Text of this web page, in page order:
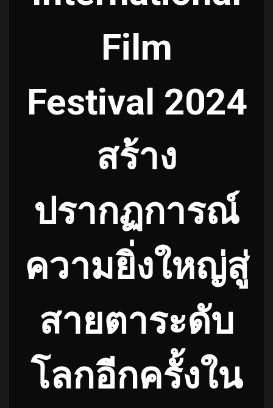
Film
Festival 2024
สร้าง
ปรากฏการณ์
ความยิ่งใหญ่สู่
สายตาระดับ
โลกอีกครั้งใน